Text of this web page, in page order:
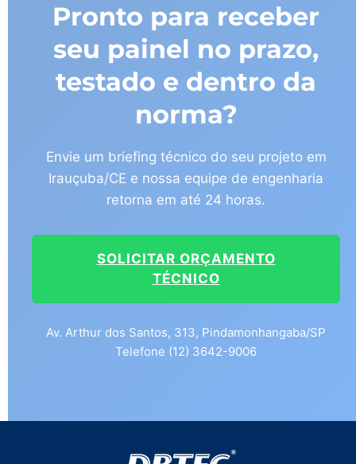
Pronto para receber
seu painel no prazo,
testado e dentro da
norma?
Envie um briefing técnico do seu projeto em
Irauçuba/CE e nossa equipe de engenharia
retorna em até 24 horas.
SOLICITAR ORÇAMENTO
TÉCNICO
Av. Arthur dos Santos, 313, Pindamonhangaba/SP
Telefone (12) 3642-9006